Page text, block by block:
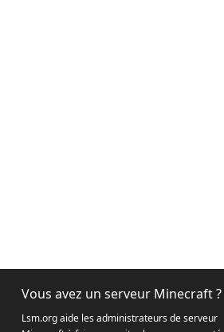
Vous avez un serveur Minecraft ?
Lsm.org aide les administrateurs de serveur